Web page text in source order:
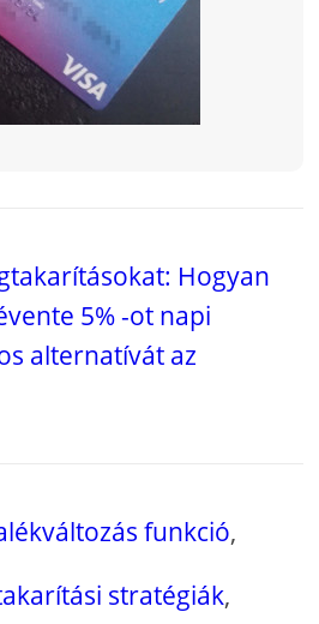
Hogyan
5% -ot napi
alternatívát az
funkció,
stratégiák,